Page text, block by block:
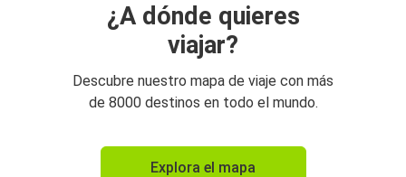
¿A dónde quieres
viajar?
Descubre nuestro mapa de viaje con más
de 8000 destinos en todo el mundo.
Explora el mapa